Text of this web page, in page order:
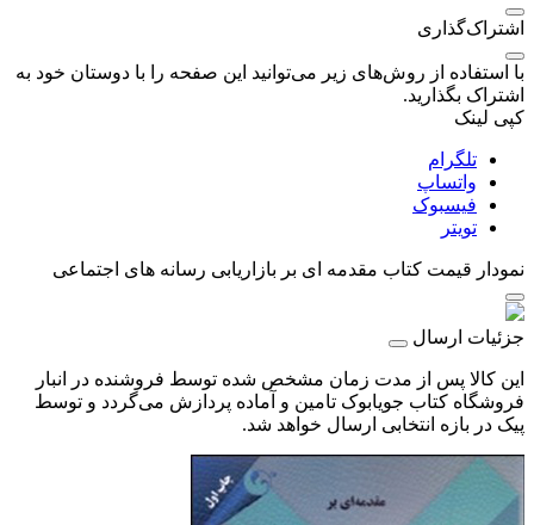
اشتراک‌گذاری
با استفاده از روش‌های زیر می‌توانید این صفحه را با دوستان خود به
اشتراک بگذارید.
کپی لینک
تلگرام
واتساپ
فیسبوک
تویتر
نمودار قیمت کتاب مقدمه ای بر بازاریابی رسانه های اجتماعی
جزئیات ارسال
این کالا پس از مدت زمان مشخص شده توسط فروشنده در انبار
فروشگاه کتاب جویابوک تامین و آماده پردازش می‌گردد و توسط
پیک در بازه انتخابی ارسال خواهد شد.